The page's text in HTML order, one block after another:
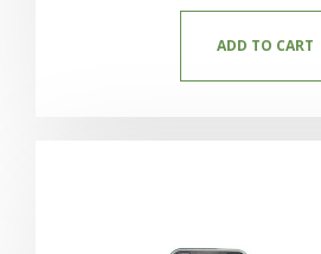
ADD TO CART